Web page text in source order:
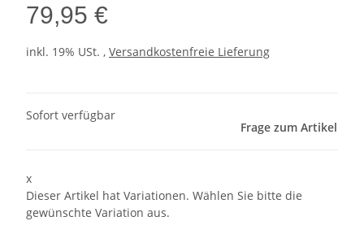
79,95 €
inkl. 19% USt. , Versandkostenfreie Lieferung
Sofort verfügbar
Frage zum Artikel
x
Dieser Artikel hat Variationen. Wählen Sie bitte die
gewünschte Variation aus.